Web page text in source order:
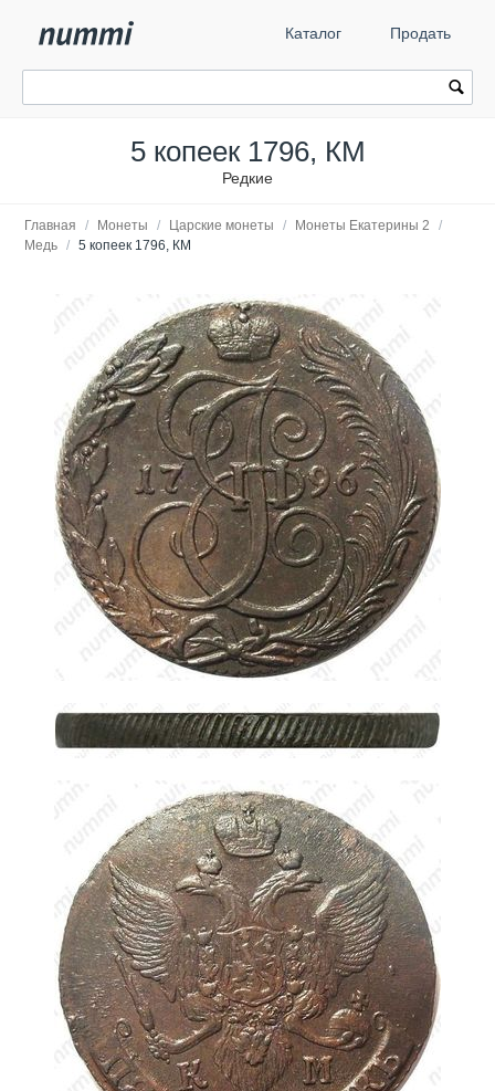
Каталог Продать
5 копеек 1796, КМ
Редкие
Главная / Монеты / Царские монеты / Монеты Екатерины 2
/
Медь / 5 копеек 1796, КМ